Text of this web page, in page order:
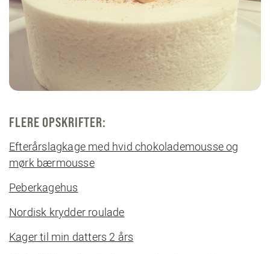
FLERE OPSKRIFTER:
Efterårslagkage med hvid chokolademousse og
mørk bærmousse
Peberkagehus
Nordisk krydder roulade
Kager til min datters 2 års